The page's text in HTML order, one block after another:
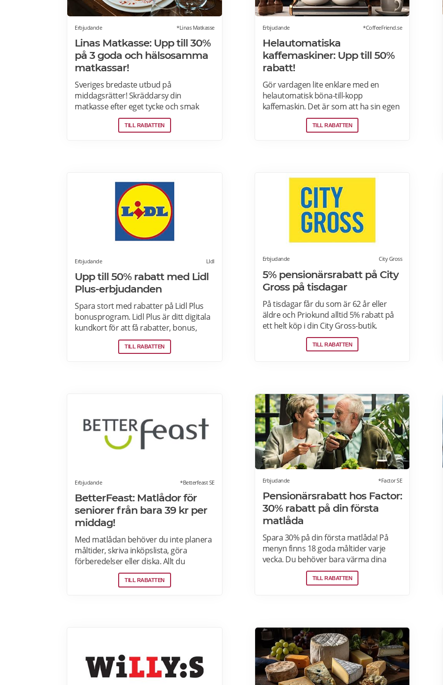
Erbjudande *Linas Matkasse
Linas Matkasse: Upp till 30%
på 3 goda och hälsosamma
matkassar!
Sveriges bredaste utbud på
middagsrätter! Skräddarsy din
matkasse efter eget tycke och smak
genom att välja bland över 30 olika
rätter – varje vecka! Din matkasse
TILL RABATTEN
Erbjudande *CoffeeFriend.se
Helautomatiska
kaffemaskiner: Upp till 50%
rabatt!
Gör vardagen lite enklare med en
helautomatisk böna-till-kopp
kaffemaskin. Det är som att ha sin egen
barista! Med kaffemaskiner har du
möjlighet att finjustera styrka,
TILL RABATTEN
Erbjudande LIdl
Upp till 50% rabatt med Lidl
Plus-erbjudanden
Spara stort med rabatter på Lidl Plus
bonusprogram. Lidl Plus är ditt digitala
kundkort för att få rabatter, bonus,
skräddarsydda erbjudanden och
mycket mer varje vecka. Skanna ditt
TILL RABATTEN
Erbjudande City Gross
5% pensionärsrabatt på City
Gross på tisdagar
På tisdagar får du som är 62 år eller
äldre och Priokund alltid 5% rabatt på
ett helt köp i din City Gross-butik.
Identifiera dig som Priokund och säg
bara till i kassan i butiken så löser vi in
modersmjölksersättning, presentkort
och pant. Läs mer om
pensionärsrabatter på City Gross här.
TILL RABATTEN
Erbjudande *Betterfeast SE
BetterFeast: Matlådor för
seniorer från bara 39 kr per
middag!
Med matlådan behöver du inte planera
måltider, skriva inköpslista, göra
förberedelser eller diska. Allt du
behöver göra är att värma maten och
så är det färdigt för servering!
bacon och lök. Läs mer om rabatter på
din första matlåda hos Betterfeast här.
TILL RABATTEN
Erbjudande *Factor SE
Pensionärsrabatt hos Factor:
30% rabatt på din första
matlåda
Spara 30% på din första matlåda! På
menyn finns 18 goda måltider varje
vecka. Du behöver bara värma dina
färdiga måltider från Factor Meals. Med
Factor har du alltid full kontroll. Du
pensionärsrabatter hos Factor här.
TILL RABATTEN